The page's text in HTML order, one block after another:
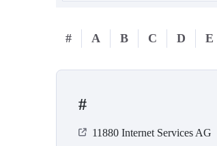
# A B C D E
#
11880 Internet Services AG